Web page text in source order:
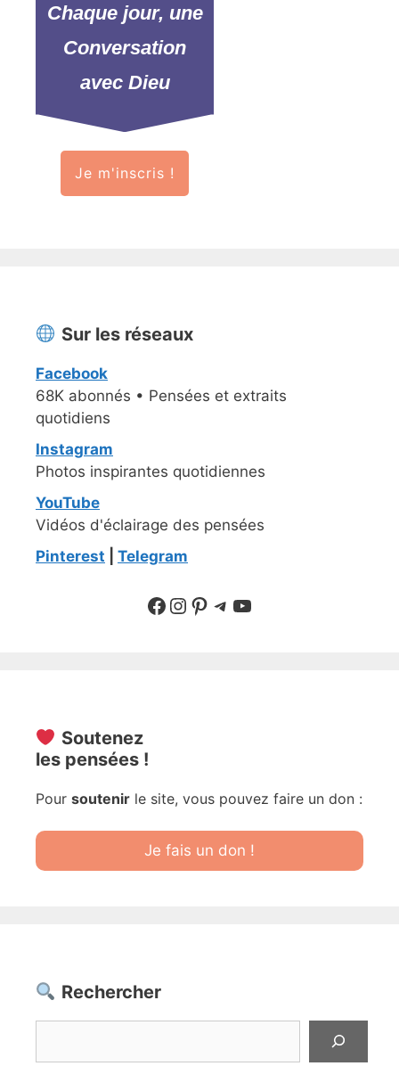
Chaque jour, une
Conversation
avec Dieu
Je m'inscris !
Sur les réseaux
Facebook
68K abonnés • Pensées et extraits
quotidiens
Instagram
Photos inspirantes quotidiennes
YouTube
Vidéos d'éclairage des pensées
Pinterest
Telegram
Suivre sur Facebook
Suivre sur Instagram
Pinterest
Sur Telegram
YouTube
Soutenez
les pensées !
Pour soutenir le site, vous pouvez faire un don :
Je fais un don !
Rechercher